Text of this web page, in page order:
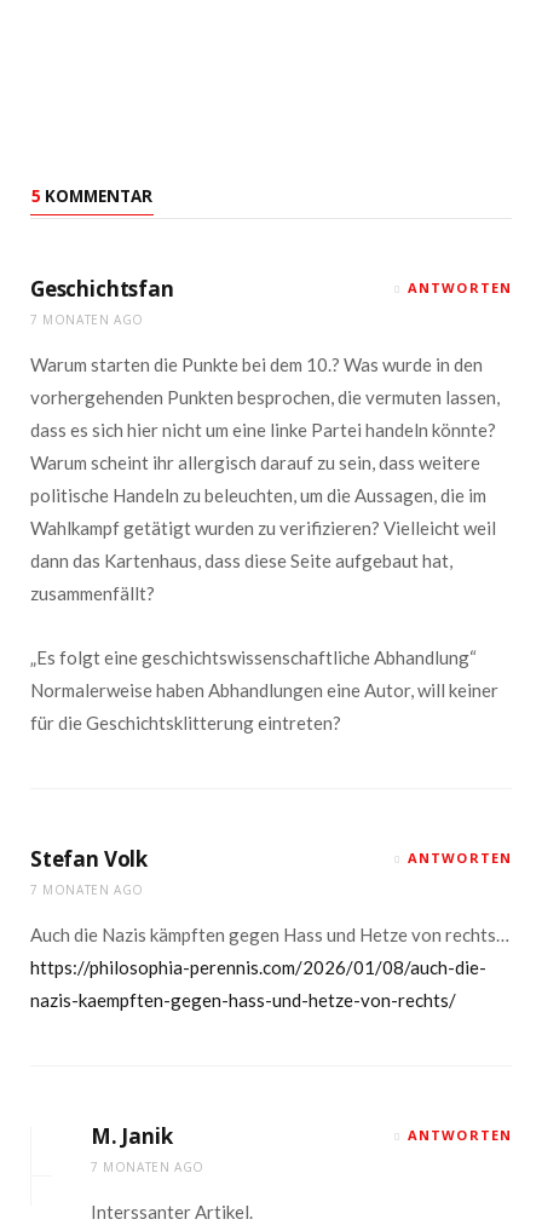
5 KOMMENTAR
Geschichtsfan
7 MONATEN AGO
ANTWORTEN
Warum starten die Punkte bei dem 10.? Was wurde in den
vorhergehenden Punkten besprochen, die vermuten lassen,
dass es sich hier nicht um eine linke Partei handeln könnte?
Warum scheint ihr allergisch darauf zu sein, dass weitere
politische Handeln zu beleuchten, um die Aussagen, die im
Wahlkampf getätigt wurden zu verifizieren? Vielleicht weil
dann das Kartenhaus, dass diese Seite aufgebaut hat,
zusammenfällt?
„Es folgt eine geschichtswissenschaftliche Abhandlung“
Normalerweise haben Abhandlungen eine Autor, will keiner
für die Geschichtsklitterung eintreten?
Stefan Volk
7 MONATEN AGO
ANTWORTEN
Auch die Nazis kämpften gegen Hass und Hetze von rechts…
https://philosophia-perennis.com/2026/01/08/auch-die-
nazis-kaempften-gegen-hass-und-hetze-von-rechts/
M. Janik
7 MONATEN AGO
ANTWORTEN
Interssanter Artikel.